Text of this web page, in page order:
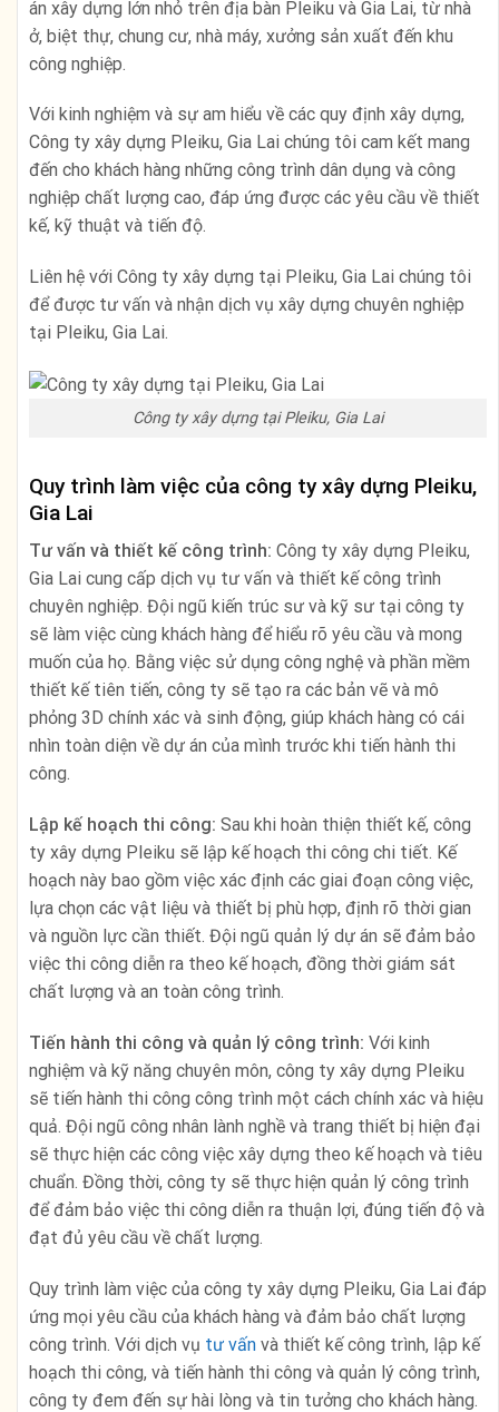
án xây dựng lớn nhỏ trên địa bàn Pleiku và Gia Lai, từ nhà
ở, biệt thự, chung cư, nhà máy, xưởng sản xuất đến khu
công nghiệp.
Với kinh nghiệm và sự am hiểu về các quy định xây dựng,
Công ty xây dựng Pleiku, Gia Lai chúng tôi cam kết mang
đến cho khách hàng những công trình dân dụng và công
nghiệp chất lượng cao, đáp ứng được các yêu cầu về thiết
kế, kỹ thuật và tiến độ.
Liên hệ với Công ty xây dựng tại Pleiku, Gia Lai chúng tôi
để được tư vấn và nhận dịch vụ xây dựng chuyên nghiệp
tại Pleiku, Gia Lai.
Công ty xây dựng tại Pleiku, Gia Lai
Quy trình làm việc của công ty xây dựng Pleiku,
Gia Lai
Tư vấn và thiết kế công trình: Công ty xây dựng Pleiku,
Gia Lai cung cấp dịch vụ tư vấn và thiết kế công trình
chuyên nghiệp. Đội ngũ kiến trúc sư và kỹ sư tại công ty
sẽ làm việc cùng khách hàng để hiểu rõ yêu cầu và mong
muốn của họ. Bằng việc sử dụng công nghệ và phần mềm
thiết kế tiên tiến, công ty sẽ tạo ra các bản vẽ và mô
phỏng 3D chính xác và sinh động, giúp khách hàng có cái
nhìn toàn diện về dự án của mình trước khi tiến hành thi
công.
Lập kế hoạch thi công: Sau khi hoàn thiện thiết kế, công
ty xây dựng Pleiku sẽ lập kế hoạch thi công chi tiết. Kế
hoạch này bao gồm việc xác định các giai đoạn công việc,
lựa chọn các vật liệu và thiết bị phù hợp, định rõ thời gian
và nguồn lực cần thiết. Đội ngũ quản lý dự án sẽ đảm bảo
việc thi công diễn ra theo kế hoạch, đồng thời giám sát
chất lượng và an toàn công trình.
Tiến hành thi công và quản lý công trình: Với kinh
nghiệm và kỹ năng chuyên môn, công ty xây dựng Pleiku
sẽ tiến hành thi công công trình một cách chính xác và hiệu
quả. Đội ngũ công nhân lành nghề và trang thiết bị hiện đại
sẽ thực hiện các công việc xây dựng theo kế hoạch và tiêu
chuẩn. Đồng thời, công ty sẽ thực hiện quản lý công trình
để đảm bảo việc thi công diễn ra thuận lợi, đúng tiến độ và
đạt đủ yêu cầu về chất lượng.
Quy trình làm việc của công ty xây dựng Pleiku, Gia Lai đáp
ứng mọi yêu cầu của khách hàng và đảm bảo chất lượng
công trình. Với dịch vụ tư vấn và thiết kế công trình, lập kế
hoạch thi công, và tiến hành thi công và quản lý công trình,
công ty đem đến sự hài lòng và tin tưởng cho khách hàng.